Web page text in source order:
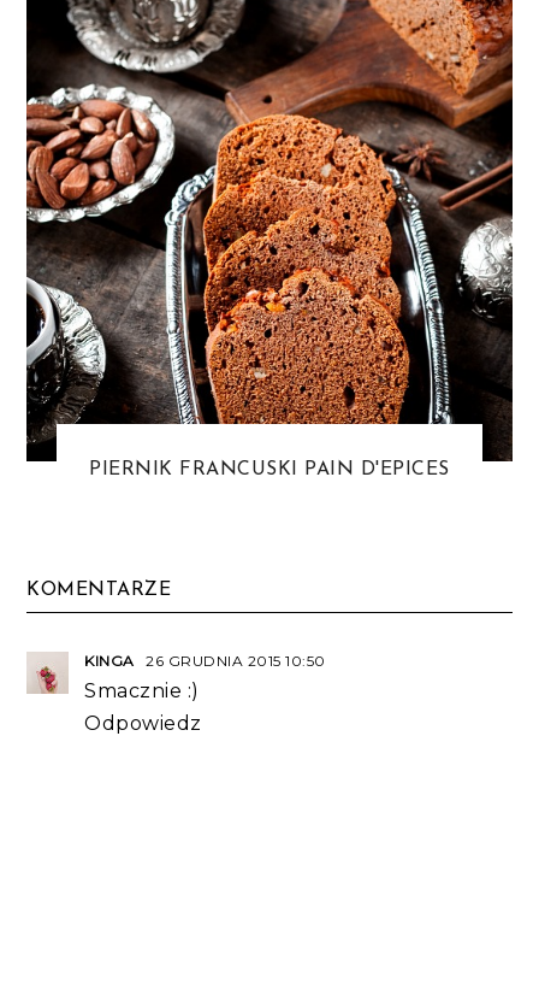
PIERNIK FRANCUSKI PAIN D'EPICES
KOMENTARZE
KINGA 26 GRUDNIA 2015 10:50
Smacznie :)
Odpowiedz